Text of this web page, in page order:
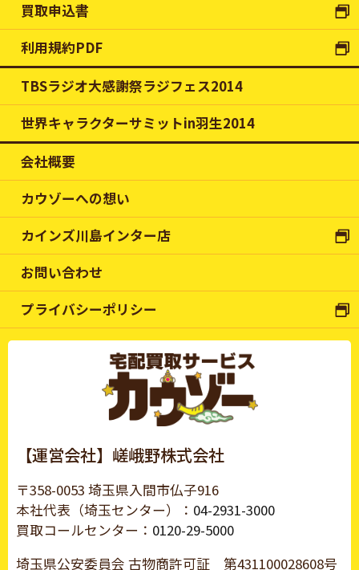
買取申込書
利用規約PDF
TBSラジオ大感謝祭ラジフェス2014
世界キャラクターサミットin羽生2014
会社概要
カウゾーへの想い
カインズ川島インター店
お問い合わせ
プライバシーポリシー
【運営会社】嵯峨野株式会社
〒358-0053 埼玉県入間市仏子916
本社代表（埼玉センター）： 04-2931-3000
買取コールセンター： 0120-29-5000
埼玉県公安委員会 古物商許可証 第431100028608号